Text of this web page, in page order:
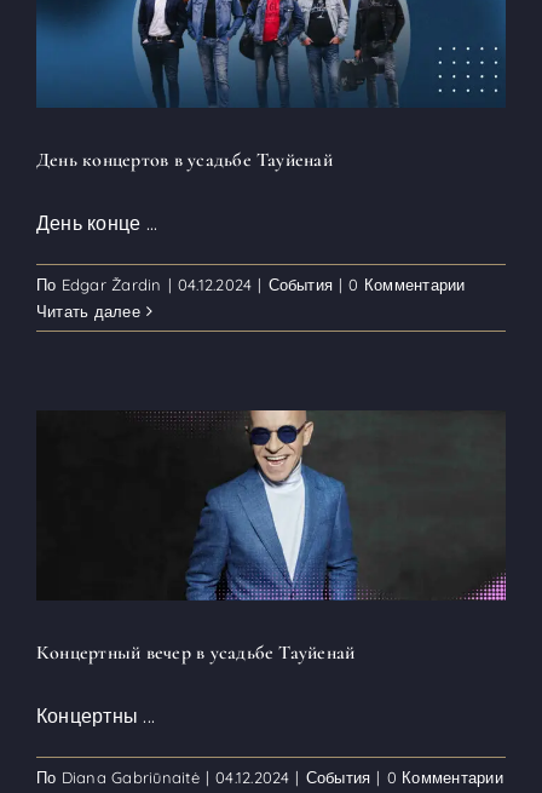
День концертов в усадьбе Тауйенай
День конце ...
По Edgar Žardin | 04.12.2024 | События | 0 Комментарии
Читать далее
Концертный вечер в усадьбе Тауйенай
Концертны...
По Diana Gabriūnaitė | 04.12.2024 | События | 0 Комментарии